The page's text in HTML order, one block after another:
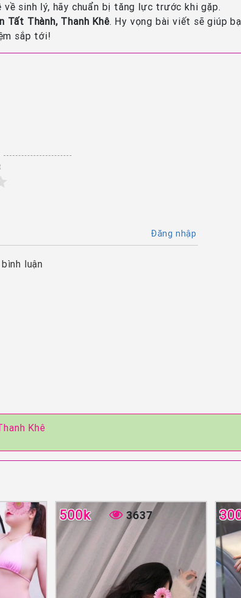
sinh lý, hãy chuẩn bị tăng lực trước khi gặp.
Tất Thành, Thanh Khê. Hy vọng bài viết sẽ giúp
sắp tới!
Đăng nhập
luận
Khê
500k 3637